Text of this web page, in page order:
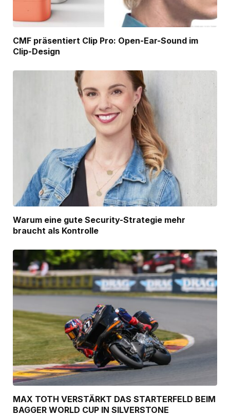
CMF präsentiert Clip Pro: Open-Ear-Sound im
Clip-Design
Warum eine gute Security-Strategie mehr
braucht als Kontrolle
MAX TOTH VERSTÄRKT DAS STARTERFELD BEIM
BAGGER WORLD CUP IN SILVERSTONE